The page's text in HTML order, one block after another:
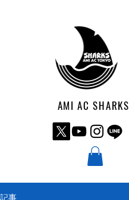
AMI AC SHARKS
記事